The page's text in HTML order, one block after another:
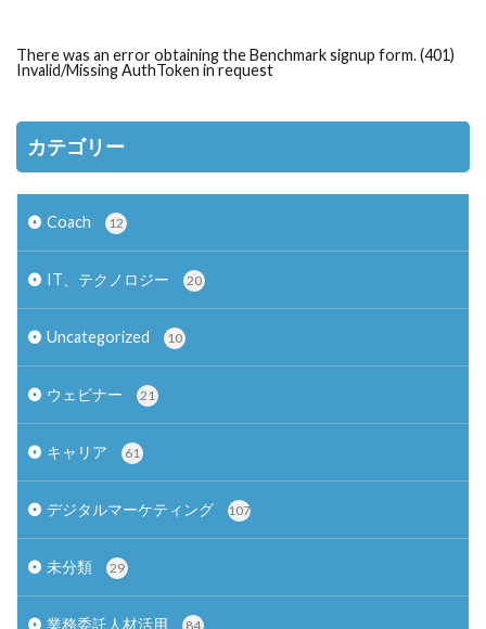
There was an error obtaining the Benchmark signup form. (401)
Invalid/Missing AuthToken in request
カテゴリー
Coach 12
IT、テクノロジー 20
Uncategorized 10
ウェビナー 21
キャリア 61
デジタルマーケティング 107
未分類 29
業務委託人材活用 84